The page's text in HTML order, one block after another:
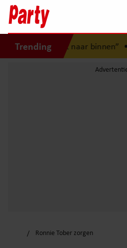
Trending
pers mag niet naar binnen”•
Ronnie Tober zorgen